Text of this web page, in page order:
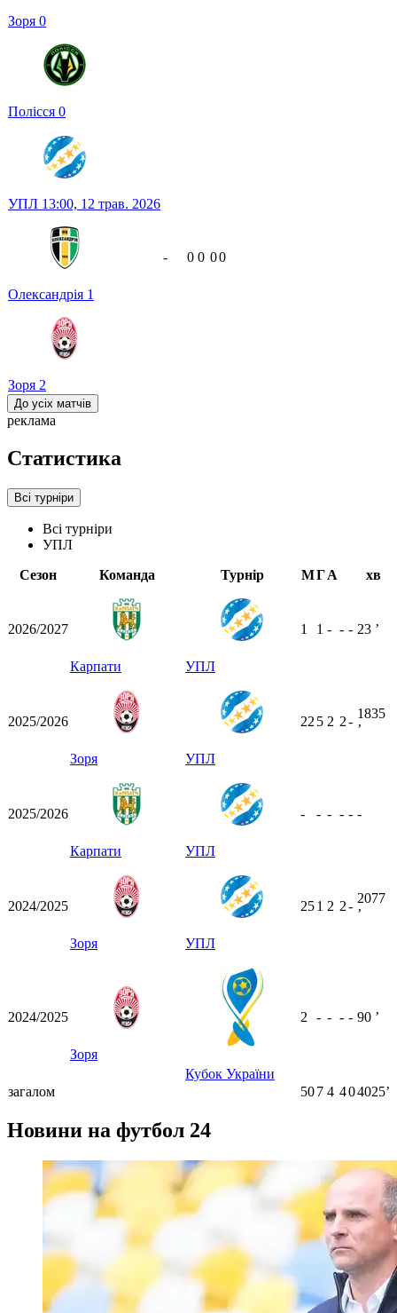
Зоря 0
Полісся 0
УПЛ 13:00, 12 трав. 2026
Олександрія 1
Зоря 2
- 0 0 00
До усіх матчів
реклама
Статистика
Всі турніри
Всі турніри
УПЛ
Сезон
Команда Турнір МГА хв
2026/2027
Карпати УПЛ
1 1 - - - 23 ʼ
2025/2026
Зоря УПЛ
22 5 2 2-
1835
ʼ
2025/2026
Карпати УПЛ
- - - - - -
2024/2025
Зоря УПЛ
251 2 2-
2077
ʼ
2024/2025
Зоря
Кубок України
2 - - - - 90 ʼ
загалом 507 4 404025ʼ
Новини на футбол 24